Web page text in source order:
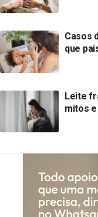
Casos
que
Leite
mitos